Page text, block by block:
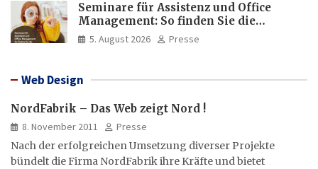
Seminare für Assistenz und Office
Management: So finden Sie die
passende Weiterbildung
5. August 2026 Presse
Web Design
NordFabrik – Das Web zeigt Nord !
8. November 2011
Presse
Nach der erfolgreichen Umsetzung diverser Projekte
bündelt die Firma NordFabrik ihre Kräfte und bietet